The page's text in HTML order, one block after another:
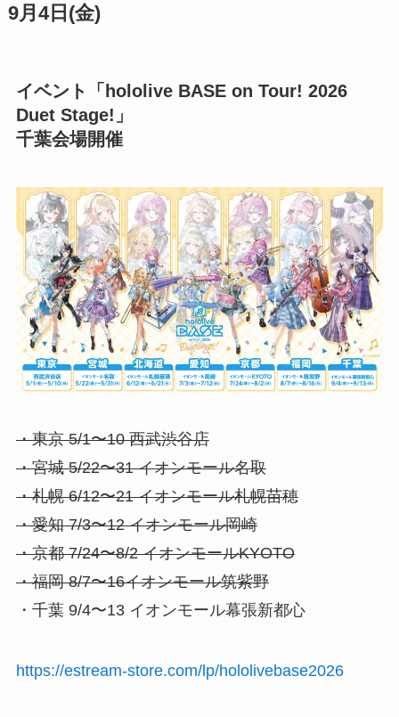
9月4日(金)
イベント「hololive BASE on Tour! 2026
Duet Stage!」
千葉会場開催
・東京 5/1〜10 西武渋谷店
・宮城 5/22〜31 イオンモール名取
・札幌 6/12〜21 イオンモール札幌苗穂
・愛知 7/3〜12 イオンモール岡崎
・京都 7/24〜8/2 イオンモールKYOTO
・福岡 8/7〜16イオンモール筑紫野
・千葉 9/4〜13 イオンモール幕張新都心
https://estream-store.com/lp/hololivebase2026